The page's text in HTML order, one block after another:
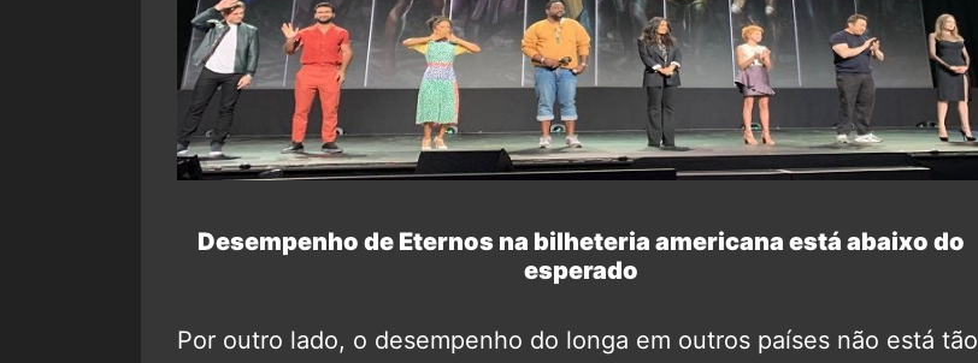
Desempenho de Eternos na bilheteria americana está abaixo do
esperado
Por outro lado, o desempenho do longa em outros países não está tão